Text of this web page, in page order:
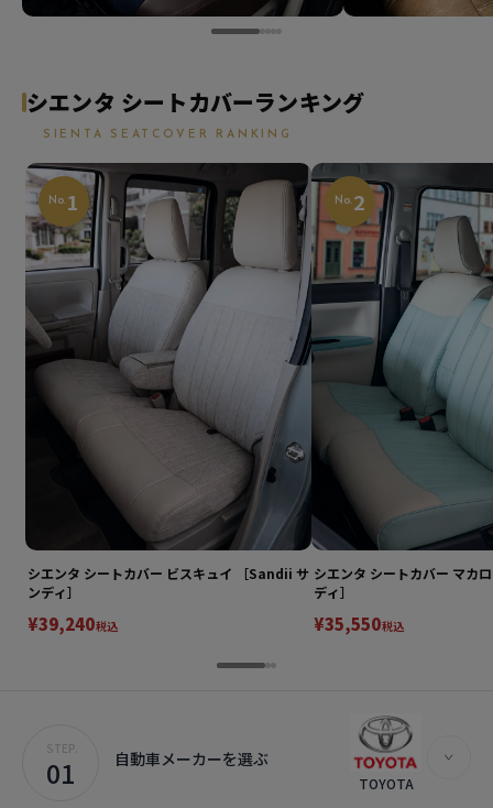
シエンタ シートカバーランキング
SIENTA SEATCOVER RANKING
No.1
シエンタ シートカバー ビスキュイ ［Sandii サ
ンディ］
¥39,240税込
No.2
シエンタ シートカバー マカ
ディ］
¥35,550税込
STEP.
01 自動車メーカーを選ぶ
TOYOTA